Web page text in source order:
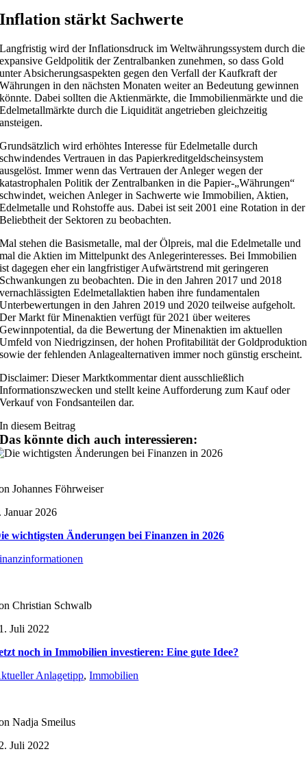
Inflation stärkt Sachwerte
Langfristig wird der Inflationsdruck im Weltwährungssystem durch die
expansive Geldpolitik der Zentralbanken zunehmen, so dass Gold
unter Absicherungsaspekten gegen den Verfall der Kaufkraft der
Währungen in den nächsten Monaten weiter an Bedeutung gewinnen
könnte. Dabei sollten die Aktienmärkte, die Immobilienmärkte und die
Edelmetallmärkte durch die Liquidität angetrieben gleichzeitig
ansteigen.
Grundsätzlich wird erhöhtes Interesse für Edelmetalle durch
schwindendes Vertrauen in das Papierkreditgeldscheinsystem
ausgelöst. Immer wenn das Vertrauen der Anleger wegen der
katastrophalen Politik der Zentralbanken in die Papier-„Währungen“
schwindet, weichen Anleger in Sachwerte wie Immobilien, Aktien,
Edelmetalle und Rohstoffe aus. Dabei ist seit 2001 eine Rotation in der
Beliebtheit der Sektoren zu beobachten.
Mal stehen die Basismetalle, mal der Ölpreis, mal die Edelmetalle und
mal die Aktien im Mittelpunkt des Anlegerinteresses. Bei Immobilien
ist dagegen eher ein langfristiger Aufwärtstrend mit geringeren
Schwankungen zu beobachten. Die in den Jahren 2017 und 2018
vernachlässigten Edelmetallaktien haben ihre fundamentalen
Unterbewertungen in den Jahren 2019 und 2020 teilweise aufgeholt.
Der Markt für Minenaktien verfügt für 2021 über weiteres
Gewinnpotential, da die Bewertung der Minenaktien im aktuellen
Umfeld von Niedrigzinsen, der hohen Profitabilität der Goldproduktion
sowie der fehlenden Anlagealternativen immer noch günstig erscheint.
Disclaimer: Dieser Marktkommentar dient ausschließlich
Informationszwecken und stellt keine Aufforderung zum Kauf oder
Verkauf von Fondsanteilen dar.
In diesem Beitrag
Das könnte dich auch interessieren:
Johannes Föhrweiser
Januar 2026
wichtigsten Änderungen bei Finanzen in 2026
Christian Schwalb
Juli 2022
noch in Immobilien investieren: Eine gute Idee?
Anlagetipp,Immobilien
Nadja Smeilus
Juli 2022